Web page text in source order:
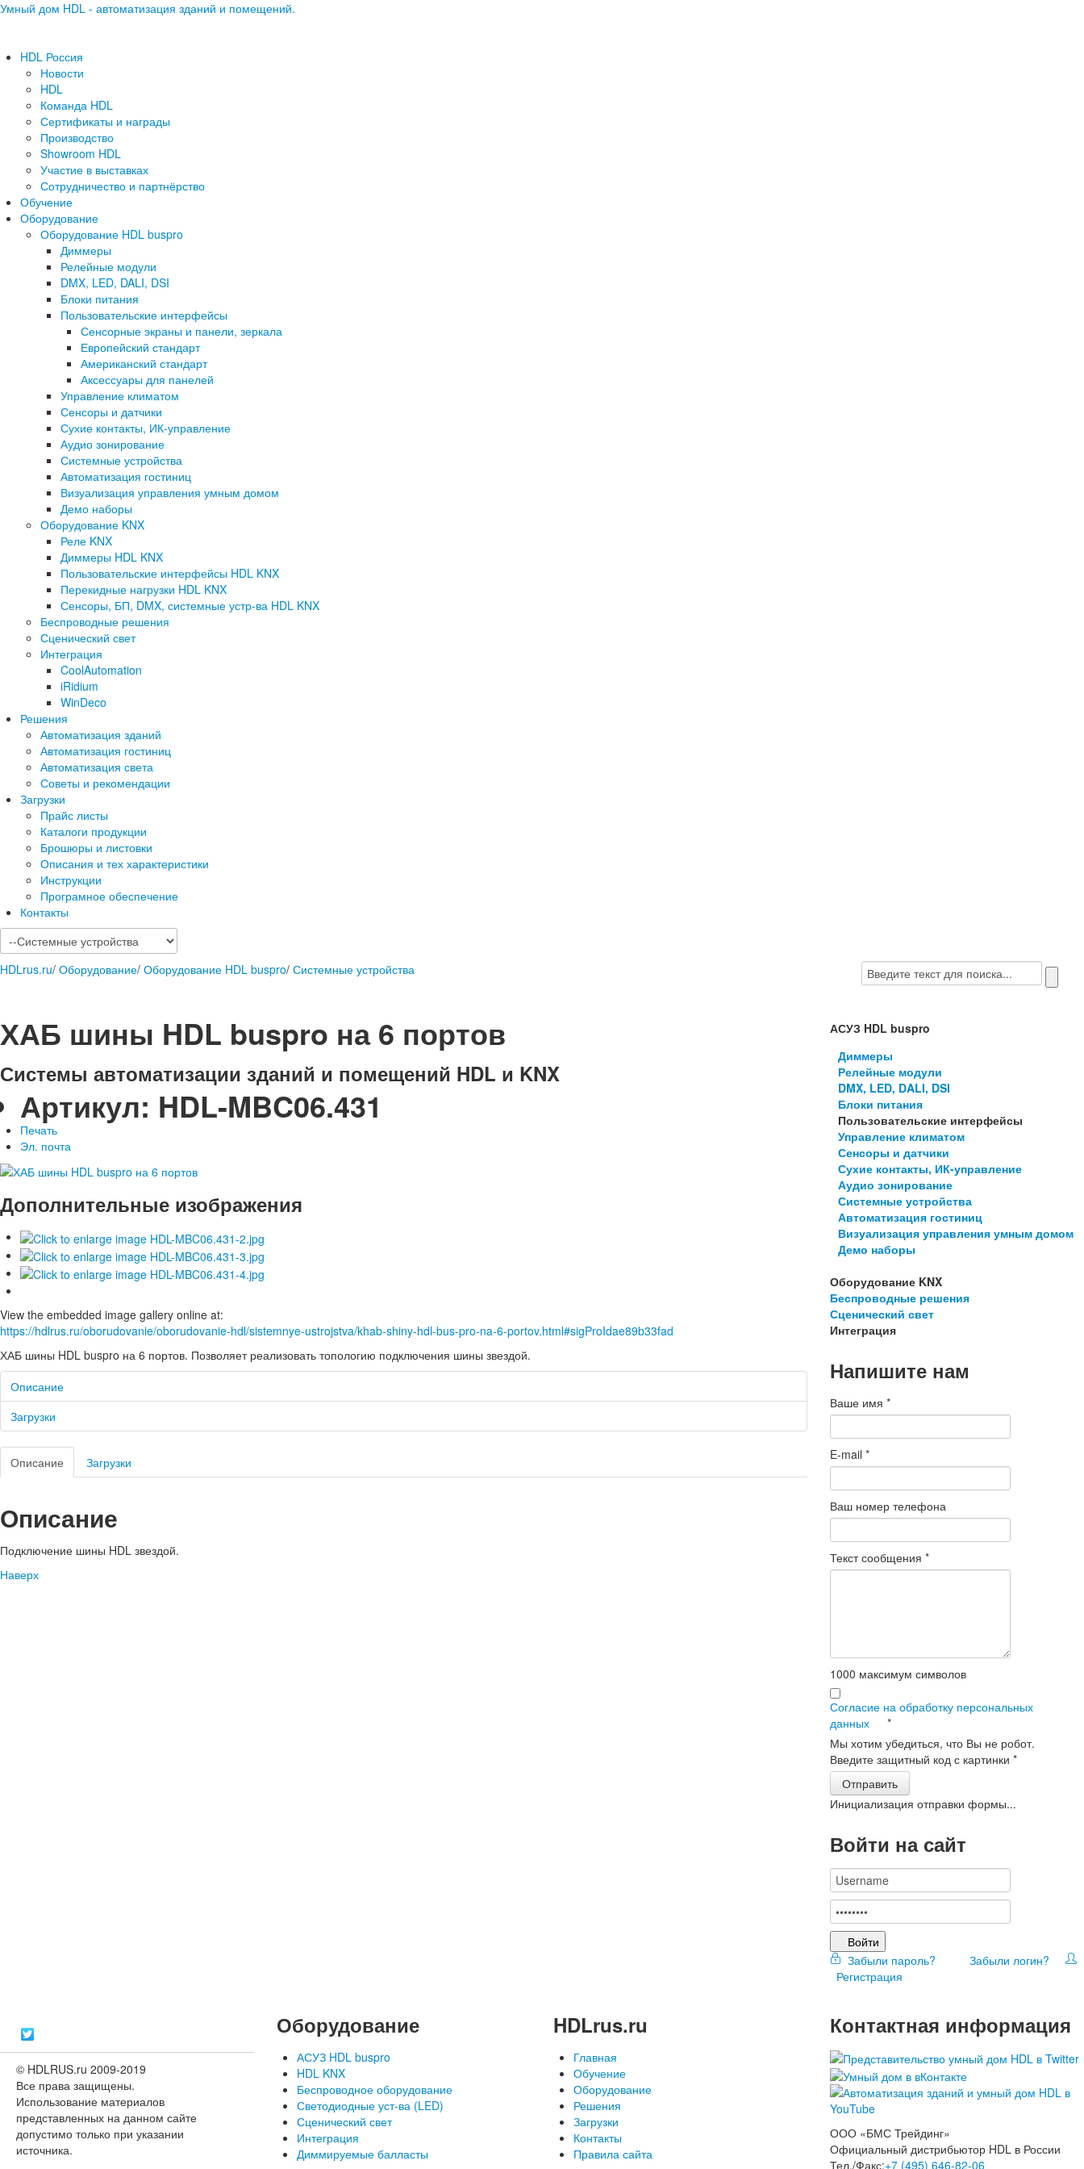
Умный дом HDL - автоматизация зданий и помещений.
HDL Россия
Новости
HDL
Команда HDL
Сертификаты и награды
Производство
Showroom HDL
Участие в выставках
Сотрудничество и партнёрство
Обучение
Оборудование
Оборудование HDL buspro
Диммеры
Релейные модули
DMX, LED, DALI, DSI
Блоки питания
Пользовательские интерфейсы
Сенсорные экраны и панели, зеркала
Европейский стандарт
Американский стандарт
Аксессуары для панелей
Управление климатом
Сенсоры и датчики
Сухие контакты, ИК-управление
Аудио зонирование
Системные устройства
Автоматизация гостиниц
Визуализация управления умным домом
Демо наборы
Оборудование KNX
Реле KNX
Диммеры HDL KNX
Пользовательские интерфейсы HDL KNX
Перекидные нагрузки HDL KNX
Сенсоры, БП, DMX, системные устр-ва HDL KNX
Беспроводные решения
Сценический свет
Интеграция
CoolAutomation
iRidium
WinDeco
Решения
Автоматизация зданий
Автоматизация гостиниц
Автоматизация света
Советы и рекомендации
Загрузки
Прайс листы
Каталоги продукции
Брошюры и листовки
Описания и тех характеристики
Инструкции
Програмное обеспечение
Контакты
HDLrus.ru/ Оборудование/ Оборудование HDL buspro/ Системные устройства
ХАБ шины HDL buspro на 6 портов
Системы автоматизации зданий и помещений HDL и KNX
Артикул: HDL-MBC06.431
Печать
Эл. почта
Дополнительные изображения
View the embedded image gallery online at:
https://hdlrus.ru/oborudovanie/oborudovanie-hdl/sistemnye-ustrojstva/khab-shiny-hdl-bus-pro-na-6-portov.html#sigProIdae89b33fad
ХАБ шины HDL buspro на 6 портов. Позволяет реализовать топологию подключения шины звездой.
Описание
Загрузки
Описание Загрузки
Описание
Подключение шины HDL звездой.
Наверх
АСУЗ HDL buspro
Диммеры
Релейные модули
DMX, LED, DALI, DSI
Блоки питания
Пользовательские интерфейсы
Управление климатом
Сенсоры и датчики
Сухие контакты, ИК-управление
Аудио зонирование
Системные устройства
Автоматизация гостиниц
Визуализация управления умным домом
Демо наборы
Оборудование KNX
Беспроводные решения
Сценический свет
Интеграция
Напишите нам
Ваше имя*
E-mail*
Ваш номер телефона
Текст сообщения*
1000 максимум символов
Согласие на обработку персональных
данных
*
Мы хотим убедиться, что Вы не робот.
Введите защитный код с картинки*
Отправить
Инициализация отправки формы...
Войти на сайт
Войти
Забыли пароль?
Забыли логин?
Регистрация
© HDLRUS.ru 2009-2019
Все права защищены.
Использование материалов
представленных на данном сайте
допустимо только при указании
источника.
Оборудование
АСУЗ HDL buspro
HDL KNX
Беспроводное оборудование
Светодиодные уст-ва (LED)
Сценический свет
Интеграция
Диммируемые балласты
HDLrus.ru
Главная
Обучение
Оборудование
Решения
Загрузки
Контакты
Правила сайта
Контактная информация
ООО «БМС Трейдинг»
Официальный дистрибьютор HDL в России
Тел./Факс:+7 (495) 646-82-06